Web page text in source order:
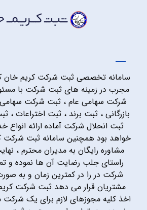
سامانه تخصصی ثبت شرکت کریم خان
مجرب در زمینه های ثبت شرکت با
شرکت سهامی عام ، ثبت شرکت
بازرگانی ، ثبت برند ، ثبت اختراعات
ثبت انحلال شرکت آماده ارائه انواع
خواهد بود همچنین سامانه ثبت شرکت
مشاوره رایگان به مدیران محترم ،
راستای جلب رضایت آن ها نموده و
شرکت در را در کمترین زمان و به
مشتریان قرار می دهد.ثبت شرکت
اخذ کلیه مجوزهای لازم برای یک شرکت